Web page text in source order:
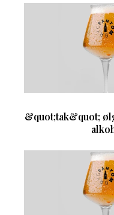
&quot;tak&quot;